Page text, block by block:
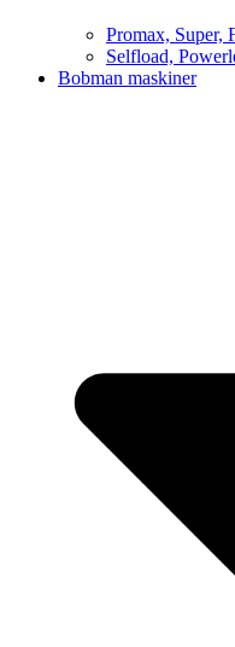
Promax, Super,
Selfload,
Bobman maskiner